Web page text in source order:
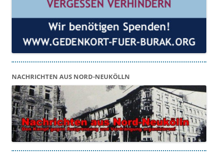
NACHRICHTEN AUS NORD-NEUKÖLLN